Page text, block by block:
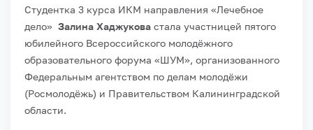
Студентка 3 курса ИКМ направления «Лечебное
дело» Залина Хаджукова стала участницей пятого
юбилейного Всероссийского молодёжного
образовательного форума «ШУМ», организованного
Федеральным агентством по делам молодёжи
(Росмолодёжь) и Правительством Калининградской
области.